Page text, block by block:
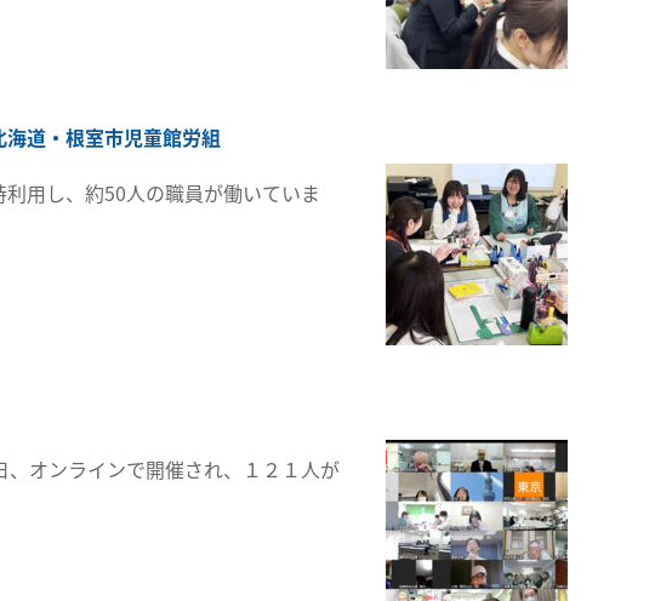
道・根室市児童館労組
用し、約50人の職員が働いていま
オンラインで開催され、１２１人が